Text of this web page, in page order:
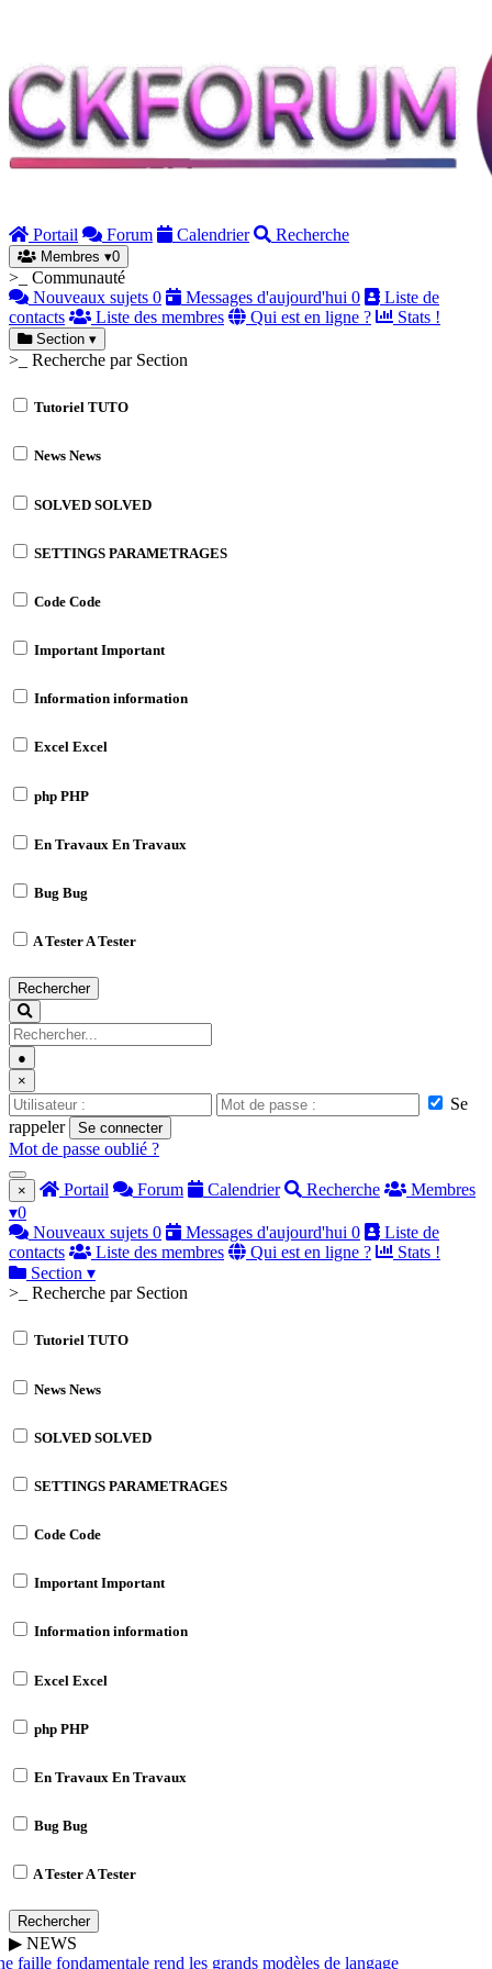
Portail Forum Calendrier Recherche
Membres ▾0
>_ Communauté
Nouveaux sujets 0 Messages d'aujourd'hui 0
Liste de
contacts
Liste des membres Qui est en ligne ? Stats !
Section ▾
>_ Recherche par Section
Tutoriel TUTO
News News
SOLVED SOLVED
SETTINGS PARAMETRAGES
Code Code
ImportantImportant
Information information
Excel Excel
php PHP
En Travaux En Travaux
Bug Bug
A TesterA Tester
Rechercher
●
×
Se
rappeler
Se connecter
Mot de passe oublié ?
× Portail Forum Calendrier Recherche
Membres
▾0
Nouveaux sujets 0 Messages d'aujourd'hui 0
Liste de
contacts
Liste des membres Qui est en ligne ?
Stats !
Section ▾
>_ Recherche par Section
Tutoriel TUTO
News News
SOLVED SOLVED
SETTINGS PARAMETRAGES
Code Code
ImportantImportant
Information information
Excel Excel
php PHP
En Travaux En Travaux
Bug Bug
A TesterA Tester
Rechercher
▶ NEWS
faille fondamentale rend les grands modèles de langage